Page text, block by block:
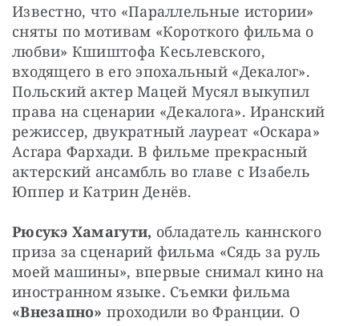
Известно, что «Параллельные истории»
сняты по мотивам «Короткого фильма о
любви» Кшиштофа Кесьлевского,
входящего в его эпохальный «Декалог».
Польский актер Мацей Мусял выкупил
права на сценарии «Декалога». Иранский
режиссер, двукратный лауреат «Оскара»
Асгара Фархади. В фильме прекрасный
актерский ансамбль во главе с Изабель
Юппер и Катрин Денёв.
Рюсукэ Хамагути, обладатель каннского
приза за сценарий фильма «Сядь за руль
моей машины», впервые снимал кино на
иностранном языке. Съемки фильма
«Внезапно» проходили во Франции. О